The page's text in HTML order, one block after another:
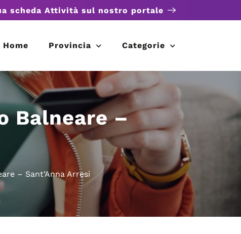
scheda Attività sul nostro portale
Home Provincia Categorie
Balneare –
– Sant’Anna Arresi